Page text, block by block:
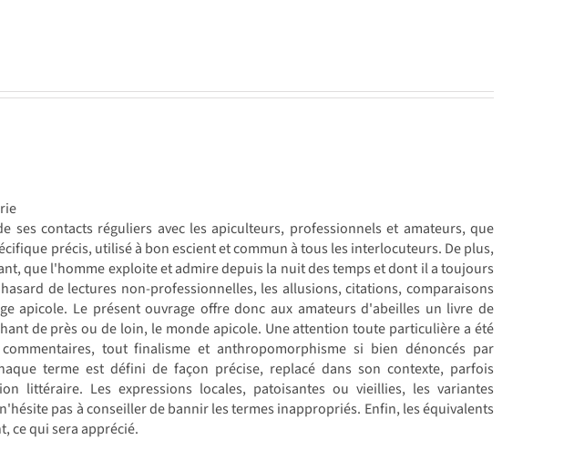
ses contacts réguliers avec les apiculteurs, professionnels et amateurs, que
précis, utilisé à bon escient et commun à tous les interlocuteurs. De plus,
que l'homme exploite et admire depuis la nuit des temps et dont il a toujours
de lectures non-professionnelles, les allusions, citations, comparaisons
apicole. Le présent ouvrage offre donc aux amateurs d'abeilles un livre de
de près ou de loin, le monde apicole. Une attention toute particulière a été
tout finalisme et anthropomorphisme si bien dénoncés par
terme est défini de façon précise, replacé dans son contexte, parfois
littéraire. Les expressions locales, patoisantes ou vieillies, les variantes
pas à conseiller de bannir les termes inappropriés. Enfin, les équivalents
ce qui sera apprécié.